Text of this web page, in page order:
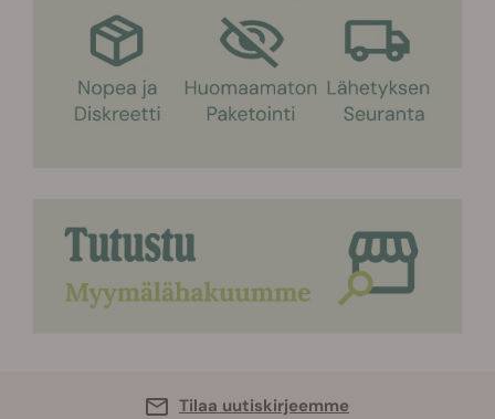
Tilaa uutiskirjeemme